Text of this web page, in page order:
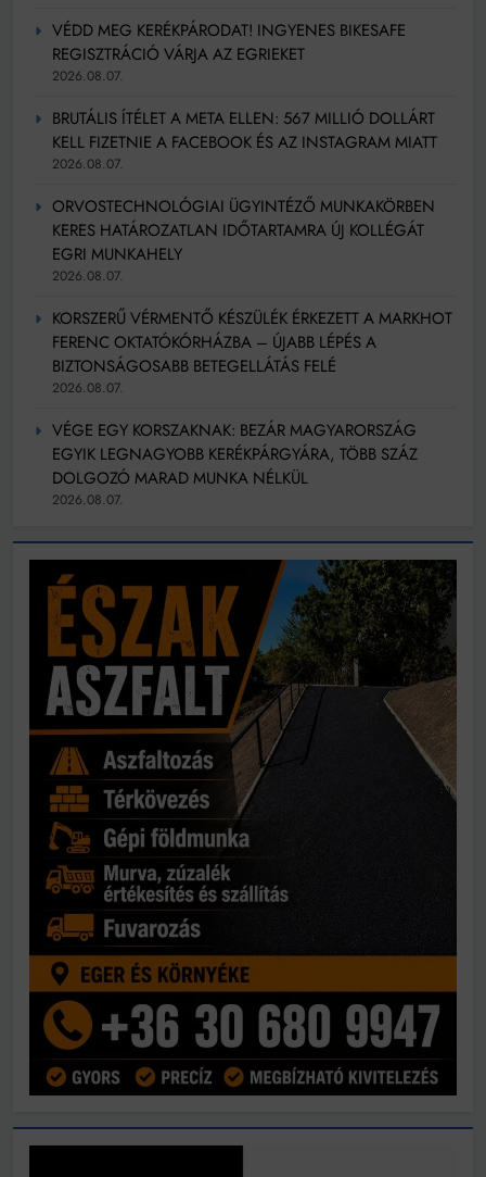
VÉDD MEG KERÉKPÁRODAT! INGYENES BIKESAFE
REGISZTRÁCIÓ VÁRJA AZ EGRIEKET
2026.08.07.
BRUTÁLIS ÍTÉLET A META ELLEN: 567 MILLIÓ DOLLÁRT
KELL FIZETNIE A FACEBOOK ÉS AZ INSTAGRAM MIATT
2026.08.07.
ORVOSTECHNOLÓGIAI ÜGYINTÉZŐ MUNKAKÖRBEN
KERES HATÁROZATLAN IDŐTARTAMRA ÚJ KOLLÉGÁT
EGRI MUNKAHELY
2026.08.07.
KORSZERŰ VÉRMENTŐ KÉSZÜLÉK ÉRKEZETT A MARKHOT
FERENC OKTATÓKÓRHÁZBA – ÚJABB LÉPÉS A
BIZTONSÁGOSABB BETEGELLÁTÁS FELÉ
2026.08.07.
VÉGE EGY KORSZAKNAK: BEZÁR MAGYARORSZÁG
EGYIK LEGNAGYOBB KERÉKPÁRGYÁRA, TÖBB SZÁZ
DOLGOZÓ MARAD MUNKA NÉLKÜL
2026.08.07.